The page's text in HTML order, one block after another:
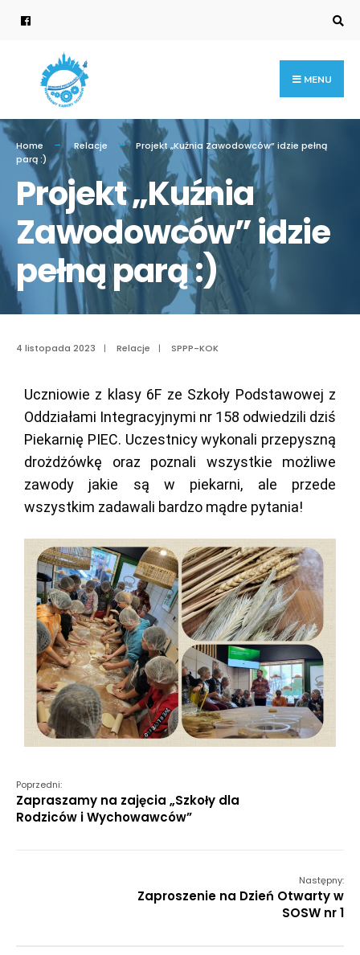
MENU
Home Relacje
Projekt „Kuźnia Zawodowców” idzie pełną
parą :)
Projekt „Kuźnia
Zawodowców” idzie
pełną parą :)
4 listopada 2023 | Relacje | SPPP-KOK
Uczniowie z klasy 6F ze Szkoły Podstawowej z
Oddziałami Integracyjnymi nr 158 odwiedzili dziś
Piekarnię PIEC. Uczestnicy wykonali przepyszną
drożdżówkę oraz poznali wszystkie możliwe
zawody jakie są w piekarni, ale przede
wszystkim zadawali bardzo mądre pytania!
Poprzedni:
Zapraszamy na zajęcia „Szkoły dla
Rodziców i Wychowawców”
Następny:
Zaproszenie na Dzień Otwarty w
SOSW nr 1